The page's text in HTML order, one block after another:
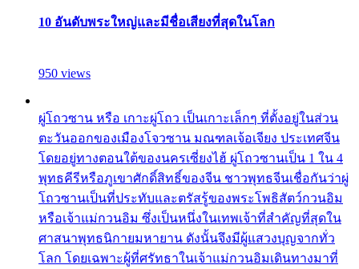
10 อันดับพระใหญ่และมีชื่อเสียงที่สุดในโลก
950 views
ผู่โถวซาน หรือ เกาะผู่โถว เป็นเกาะเล็กๆ ที่ตั้งอยู่ในส่วน
ตะวันออกของเมืองโจวซาน มณฑลเจ้อเจียง ประเทศจีน
โดยอยู่ทางตอนใต้ของนครเซี่ยงไฮ้ ผู่โถวซานเป็น 1 ใน 4
พุทธคีรีหรือภูเขาศักดิ์สิทธิ์ของจีน ชาวพุทธจีนเชื่อกันว่าผู่
โถวซานเป็นที่ประทับและตรัสรู้ของพระโพธิสัตว์กวนอิม
หรือเจ้าแม่กวนอิม ซึ่งเป็นหนึ่งในเทพเจ้าที่สำคัญที่สุดใน
ศาสนาพุทธนิกายมหายาน ดังนั้นจึงมีผู้แสวงบุญจากทั่ว
โลก โดยเฉพาะผู้ที่ศรัทธาในเจ้าแม่กวนอิมเดินทางมาที่